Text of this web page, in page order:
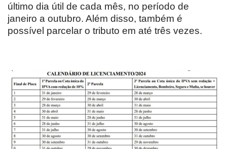
último dia útil de cada mês, no período de
janeiro a outubro. Além disso, também é
possível parcelar o tributo em até três vezes.